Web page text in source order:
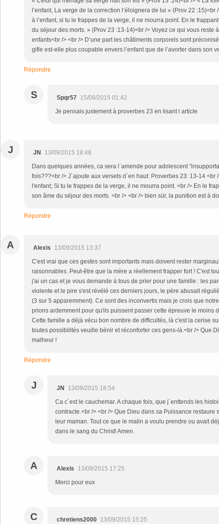
l’enfant, La verge de la correction l’éloignera de lui » (Prov 22 :15)<br
à l’enfant, si tu le frappes de la verge, il ne mourra point. En le
du séjour des morts. » (Prov 23 :13-14)<br /> Voyez ce qui vous reste
enfants<br /> <br /> D’une part les châtiments corporels sont
gifle est-elle plus coupable envers l’enfant que de l’avorter dans son
Répondre
S Spqr57 15/09/2015 01:42
Je pensais justement à proverbes 23 en lisant l article
J JN
13/09/2015 18:48
Dans quelques années, ca sera l´amende pour adolescent
fois???<br /> J´ajoute aux versets d´en haut: Proverbes 23: 13-14
l'enfant; Si tu le frappes de la verge, il ne mourra point. <br /> En le
son âme du séjour des morts. <br /> <br /> bien sür, la punition est à
Répondre
A Alexis
13/09/2015 13:37
C'est vrai que ces gestes sont importants mais doivent rester
raisonnables. Peut-être que la mère a réellement frapper fort ! C'est
j'ai un cas et je vous demande à tous de prier pour une famille : les
violente et le pire s'est révélé ces derniers jours, le père abusait
(3 sur 5 apparemment). Ce sont des inconvertis mais je crois que
prions ardemment pour qu'ils puissent passer cette épreuve le moins
Cette famille a déjà vécu bon nombre de difficultés, là c'est la cerise
toutes possibilités veuille bénir et réconforter ces gens-là.<br /> Que
malheur !
Répondre
J JN
13/09/2015 18:54
Ca c´est le cauchemar. A chaque fois, que j´enttends les
contracte.<br /> <br /> Que Dieu dans sa Puissance restaure
leur maman. Tout ce que le malin a voulu prendre ou avait
dans le sang du Christ! Amen.
A Alexis
13/09/2015 17:25
Merci pour eux
C chretiens2000 13/09/2015 15:25